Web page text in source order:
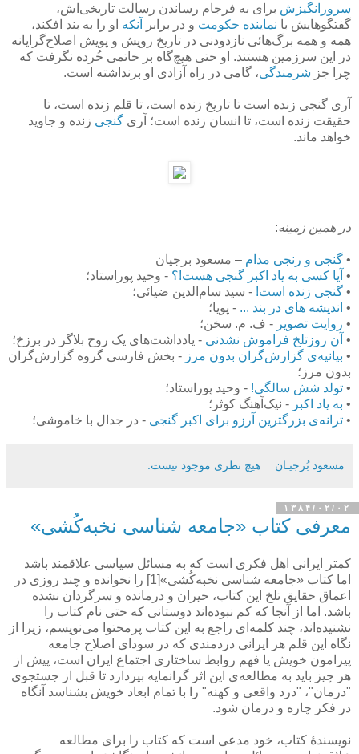
سرورانگیزش برای به فرجام رساندن رسالت تاریخی‌اش،
گفتگوهایش با نماینده حكومت و در برابر آنكه او را به بند افكند،
همه و همه برگ‌هائی نازدودنی در تاریخ رویش و پویش اصلاح‌گرایانه
در این سرزمین هستند. او حتی هیچ‌گاه بر خاتمی خُرده نگرفت كه
چرا جز شرمندگی، گامی در راه آزادی او برنداشته است.
آری گنجی زنده است تا تاریخ زنده است، تا قلم زنده است، تا
حقیقت زنده است، تا انسان زنده است؛ آری گنجی زنده و جاوید
خواهد ماند.
در همین زمینه:
• گنجی و رنجی مدام – مسعود برجیان
• آیا کسی به یاد اکبر گنجی هست!؟ - وحید پوراستاد؛
• گنجی زنده است! - سید سام‌الدین ضیائی؛
• اندیشه های در بند ... - پویا؛
• روایت تصویر - ف. م. سخن؛
• آن روزتلخ فراموش نشدنی - یادداشت‌های یک روح بلاگر در برزخ؛
• بیانیه‌ی گزارش‌گران بدون مرز - بخش فارسی گروه گزارش‌گران
بدون مرز؛
• تولد شش سالگی! - وحید پوراستاد؛
• به یاد اکبر - نیک‌آهنگ کوثر؛
• ترانه‌ی بزرگترین آرزو برای اكبر گنجی - در جدال با خاموشی؛
مسعود بُرجيـان هیچ نظری موجود نیست:
۱۳۸۴/۰۲/۰۲
معرفی كتاب «جامعه شناسی نخبه‌كُشی»
كمتر ایرانی اهل فكری است كه به مسائل سیاسی علاقمند باشد
اما كتاب «جامعه شناسی نخبه‌كُشی»[1] را نخوانده و چند روزی در
اعماق حقایق تلخ این كتاب، حیران و درمانده و سرگردان نشده
باشد. اما از آنجا كه كم نبوده‌اند دوستانی كه حتی نام كتاب را
نشنیده‌اند، چند كلمه‌ای راجع به این كتاب پرمحتوا می‌نویسم، زیرا از
نگاه این قلم هر ایرانی دردمندی كه در سودای اصلاح جامعه
پیرامون خویش یا فهم روابط ساختاری اجتماع ایران است، پیش از
هر چیز باید به مطالعه‌ی این اثر گرانمایه بپردازد تا قبل از جستجوی
"درمان"، "درد واقعی و كهنه" را با تمام ابعاد خویش بشناسد آنگاه
در فكر چاره و درمان شود.
نویسندۀ كتاب، خود مدعی است كه كتاب را برای مطالعه